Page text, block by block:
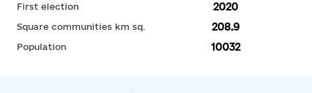
First election 2020
Square communities km sq. 208.9
Population 10032